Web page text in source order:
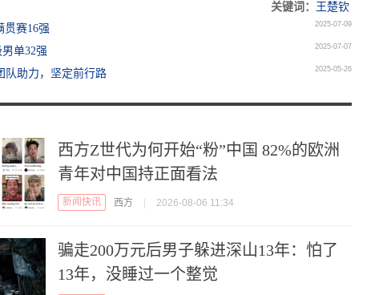
关键词：
王楚钦
贯赛16强
2025-07-09
单32强 2025-07-07
队助力，坚定前行路 2025-05-26
西方Z世代为何开始“粉”中国 82%的欧洲
青年对中国持正面看法
新闻快讯 西方 2026-08-06 11:34
骗走200万元后男子躲进深山13年：怕了
13年，没睡过一个整觉